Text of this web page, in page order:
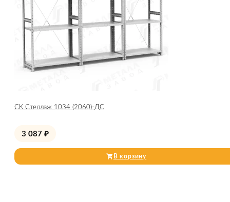
СК Стеллаж 1034 (2060)-ДС
3 087 ₽
В корзину